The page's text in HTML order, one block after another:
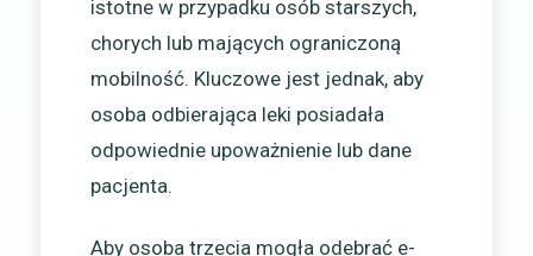
istotne w przypadku osób starszych,
chorych lub mających ograniczoną
mobilność. Kluczowe jest jednak, aby
osoba odbierająca leki posiadała
odpowiednie upoważnienie lub dane
pacjenta.
Aby osoba trzecia mogła odebrać e-